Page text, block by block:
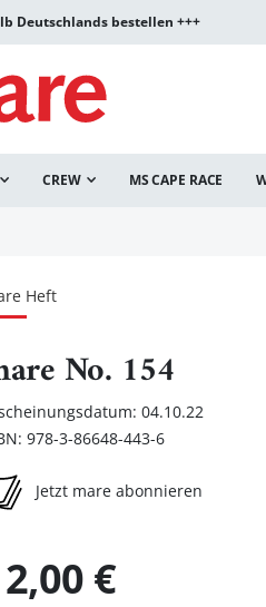
Deutschlands bestellen +++
CREW MS CAPE RACE
Heft
No. 154
04.10.22
978-3-86648-443-6
Jetzt mare abonnieren
€